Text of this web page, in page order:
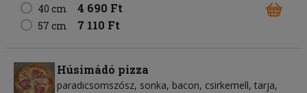
40 cm 4 690 Ft
57 cm 7 110 Ft
Húsimádó pizza
paradicsomszósz sonka bacon csirkemell tarja